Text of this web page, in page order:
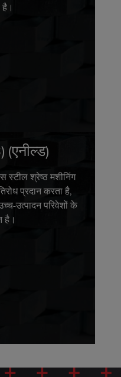
है।
(एनील्ड)
स्टील श्रेष्ठ मशीनिंग
प्रदान करता है,
उत्पादन परिवेशों के
है।